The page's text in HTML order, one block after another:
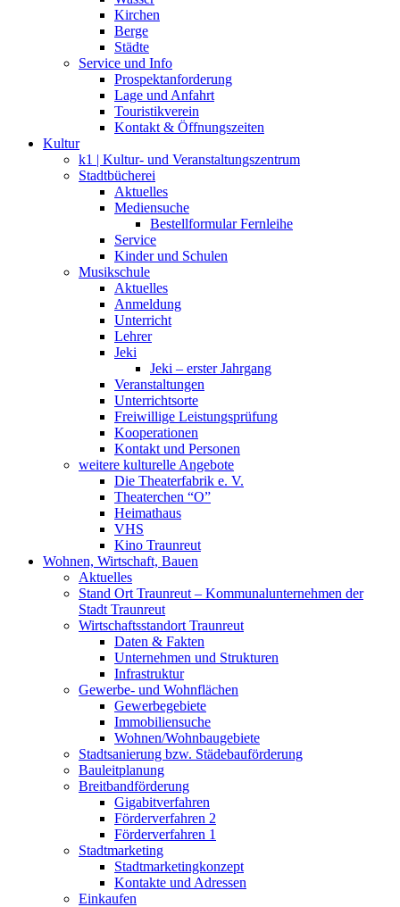
Kirchen
Berge
Städte
Service und Info
Prospektanforderung
Lage und Anfahrt
Touristikverein
Kontakt & Öffnungszeiten
Kultur
k1 | Kultur- und Veranstaltungszentrum
Stadtbücherei
Aktuelles
Mediensuche
Bestellformular Fernleihe
Service
Kinder und Schulen
Musikschule
Aktuelles
Anmeldung
Unterricht
Lehrer
Jeki
Jeki – erster Jahrgang
Veranstaltungen
Unterrichtsorte
Freiwillige Leistungsprüfung
Kooperationen
Kontakt und Personen
weitere kulturelle Angebote
Die Theaterfabrik e. V.
Theaterchen “O”
Heimathaus
VHS
Kino Traunreut
Wohnen, Wirtschaft, Bauen
Aktuelles
Stand Ort Traunreut – Kommunalunternehmen der
Stadt Traunreut
Wirtschaftsstandort Traunreut
Daten & Fakten
Unternehmen und Strukturen
Infrastruktur
Gewerbe- und Wohnflächen
Gewerbegebiete
Immobiliensuche
Wohnen/Wohnbaugebiete
Stadtsanierung bzw. Städebauförderung
Bauleitplanung
Breitbandförderung
Gigabitverfahren
Förderverfahren 2
Förderverfahren 1
Stadtmarketing
Stadtmarketingkonzept
Kontakte und Adressen
Einkaufen